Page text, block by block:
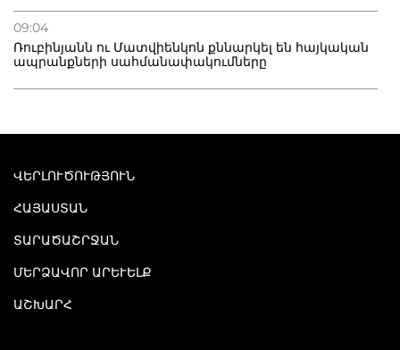
09:04
Ռուբինյանն ու Մատվիենկոն քննարկել են հայկական
ապրանքների սահմանափակումները
ՎԵՐԼՈՒԾՈՒԹՅՈՒՆ
ՀԱՅԱՍՏԱՆ
ՏԱՐԱԾԱՇՐՋԱՆ
ՄԵՐՁԱՎՈՐ ԱՐԵՒԵԼՔ
ԱՇԽԱՐՀ